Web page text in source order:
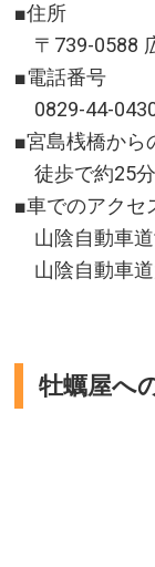
■住所
〒739-0588
■電話番号
0829-44-
■宮島桟橋から
徒歩で約25
■車でのアクセ
山陰自動車道
山陰自動車
牡蠣屋へ